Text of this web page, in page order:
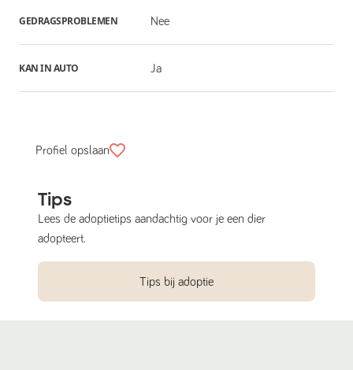
GEDRAGSPROBLEMEN Nee
KAN IN AUTO Ja
Profiel opslaan
Tips
Lees de adoptietips aandachtig voor je een dier
adopteert.
Tips bij adoptie